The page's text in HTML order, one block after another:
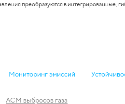
преобразуются в интегрированные,
Мониторинг эмиссий
АСМ выбросов газа